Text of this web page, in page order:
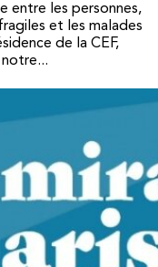
entre les personnes,
et les malades
de la CEF,